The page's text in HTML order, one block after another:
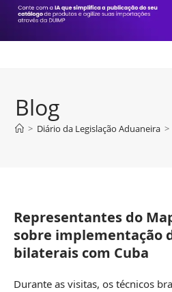
Blog
> Diário da Legislação Aduaneira >
Representantes do
sobre implementação
bilaterais com Cuba
Durante as visitas, os técnicos